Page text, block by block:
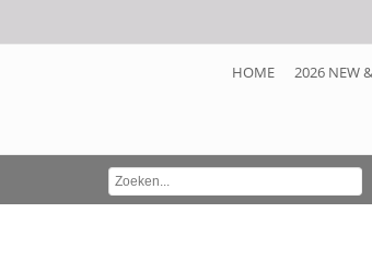
HOME 2026 NEW